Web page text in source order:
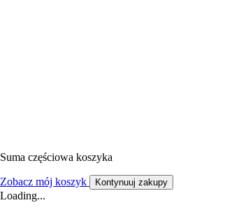
Suma częściowa koszyka
Zobacz mój koszyk Kontynuuj zakupy
Loading...